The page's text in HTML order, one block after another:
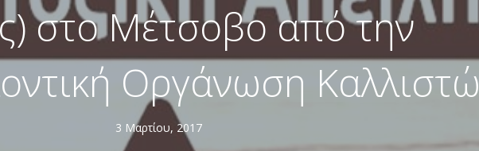
στo Μέτσοβο από την
Οργάνωση Καλλιστώ
3 Μαρτίου, 2017